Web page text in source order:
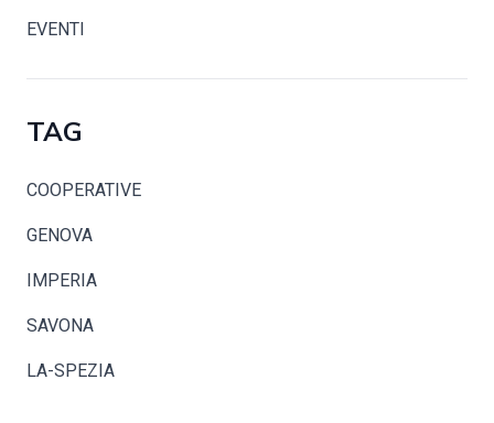
EVENTI
TAG
COOPERATIVE
GENOVA
IMPERIA
SAVONA
LA-SPEZIA